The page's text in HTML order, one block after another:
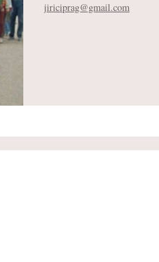
jiriciprag@gmail.com